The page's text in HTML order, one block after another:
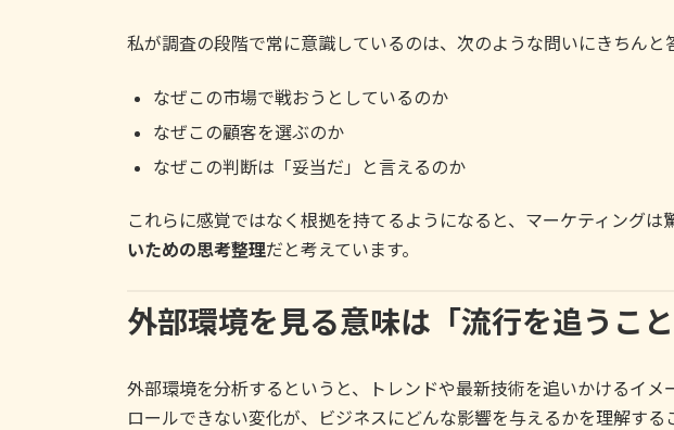
私が調査の段階で常に意識しているのは、次のような問いにきちんと
なぜこの市場で戦おうとしているのか
なぜこの顧客を選ぶのか
なぜこの判断は「妥当だ」と言えるのか
これらに感覚ではなく根拠を持てるようになると、マーケティング
いための思考整理だと考えています。
外部環境を見る意味は「流行を追うこ
外部環境を分析するというと、トレンドや最新技術を追いかけるイ
ロールできない変化が、ビジネスにどんな影響を与えるかを理解する